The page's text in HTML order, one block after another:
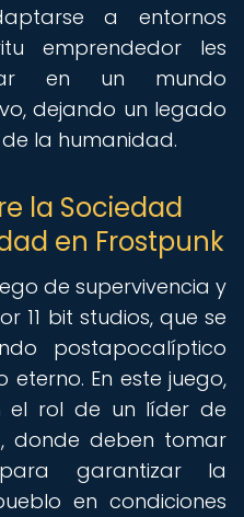
a entornos
emprendedor les
en un mundo
dejando un legado
la humanidad.
la Sociedad
en Frostpunk
de supervivencia y
11 bit studios, que se
postapocalíptico
En este juego,
el rol de un líder de
donde deben tomar
garantizar la
en condiciones